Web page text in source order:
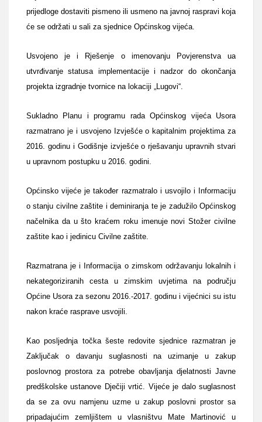
prijedloge dostaviti pismeno ili usmeno na javnoj raspravi koja
će se održati u sali za sjednice Općinskog vijeća.
Usvojeno je i Rješenje o imenovanju Povjerenstva ua
utvrđivanje statusa implementacije i nadzor do okončanja
projekta izgradnje tvornice na lokaciji „Lugovi“.
Sukladno Planu i programu rada Općinskog vijeća Usora
razmatrano je i usvojeno Izvješće o kapitalnim projektima za
2016. godinu i Godišnje izvješće o rješavanju upravnih stvari
u upravnom postupku u 2016. godini.
Općinsko vijeće je također razmatralo i usvojilo i Informaciju
o stanju civilne zaštite i deminiranja te je zadužilo Općinskog
načelnika da u što kraćem roku imenuje novi Stožer civilne
zaštite kao i jedinicu Civilne zaštite.
Razmatrana je i Informacija o zimskom održavanju lokalnih i
nekategoriziranih cesta u zimskim uvjetima na području
Općine Usora za sezonu 2016.-2017. godinu i vijećnici su istu
nakon kraće rasprave usvojili.
Kao posljednja točka šeste redovite sjednice razmatran je
Zaključak o davanju suglasnosti na uzimanje u zakup
poslovnog prostora za potrebe obavljanja djelatnosti Javne
predškolske ustanove Dječiji vrtić. Vijeće je dalo suglasnost
da se za ovu namjenu uzme u zakup poslovni prostor sa
pripadajućim zemljištem u vlasništvu Mate Martinović u